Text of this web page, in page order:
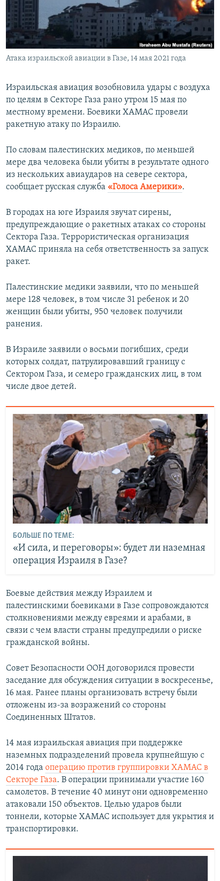
ПОБЕДИТЕЛЕЙ НЕ СУДЯТ?
КРЫМ.НЕПОКОРЕННЫЙ
ELIFBE
УКРАИНСКАЯ ПРОБЛЕМА КРЫМА
ПРИСОЕДИНЯЙТЕСЬ!
Атака израильской авиации в Газе, 14 мая 2021 года
Израильская авиация возобновила удары с воздуха
по целям в Секторе Газа рано утром 15 мая по
местному времени. Боевики ХАМАС провели
ракетную атаку по Израилю.
По словам палестинских медиков, по меньшей
мере два человека были убиты в результате одного
из нескольких авиаударов на севере сектора,
сообщает русская служба «Голоса Америки».
В городах на юге Израиля звучат сирены,
предупреждающие о ракетных атаках со стороны
Сектора Газа. Террористическая организация
ХАМАС приняла на себя ответственность за запуск
ракет.
Палестинские медики заявили, что по меньшей
мере 128 человек, в том числе 31 ребенок и 20
женщин были убиты, 950 человек получили
ранения.
В Израиле заявили о восьми погибших, среди
которых солдат, патрулировавший границу с
Сектором Газа, и семеро гражданских лиц, в том
числе двое детей.
БОЛЬШЕ ПО ТЕМЕ:
«И сила, и переговоры»: будет ли наземная
операция Израиля в Газе?
Боевые действия между Израилем и
палестинскими боевиками в Газе сопровождаются
столкновениями между евреями и арабами, в
связи с чем власти страны предупредили о риске
гражданской войны.
Совет Безопасности ООН договорился провести
заседание для обсуждения ситуации в воскресенье,
16 мая. Ранее планы организовать встречу были
отложены из-за возражений со стороны
Соединенных Штатов.
14 мая израильская авиация при поддержке
наземных подразделений провела крупнейшую с
2014 года операцию против группировки ХАМАС в
Секторе Газа. В операции принимали участие 160
самолетов. В течение 40 минут они одновременно
атаковали 150 объектов. Целью ударов были
тоннели, которые ХАМАС использует для укрытия и
транспортировки.